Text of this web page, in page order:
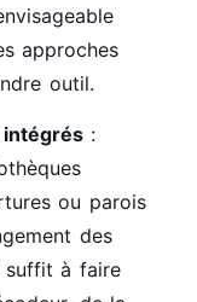
approches
outil.
:
ou parois
des
suffit à faire